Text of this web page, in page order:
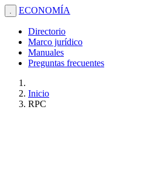
. ECONOMÍA
Directorio
Marco jurídico
Manuales
Preguntas frecuentes
Inicio
RPC